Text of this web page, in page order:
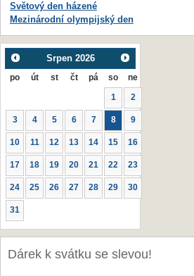
Světový den házené
Mezinárodní olympijský den
Srpen 2026
po út st čt pá so ne
1 2
3 4 5 6 7 8 9
10 11 12 13 14 15 16
17 18 19 20 21 22 23
24 25 26 27 28 29 30
31
Dárek k svátku se slevou!